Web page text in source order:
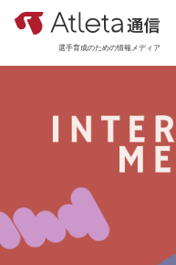
選手育成のための情報メディア
お問い合わせ
カテゴリ